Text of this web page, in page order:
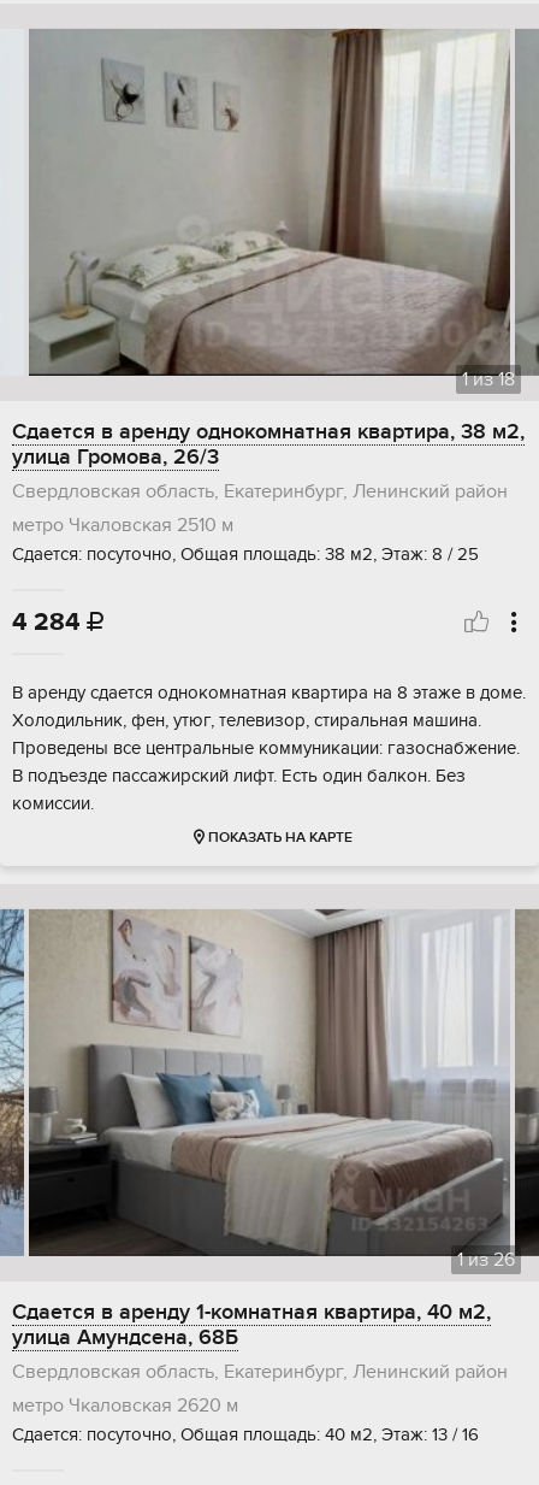
1из18
Сдается в аренду однокомнатная квартира, 38 м2,
улица Громова, 26/3
Свердловская область, Екатеринбург, Ленинский район
метро Чкаловская 2510 м
Сдается: посуточно, Общая площадь: 38 м2, Этаж: 8 / 25
4 284 
В аренду сдается однокомнатная квартира на 8 этаже в доме.
Холодильник, фен, утюг, телевизор, стиральная машина.
Проведены все центральные коммуникации: газоснабжение.
В подъезде пассажирский лифт. Есть один балкон. Без
комиссии.
ПОКАЗАТЬ НА КАРТЕ
1из26
Сдается в аренду 1-комнатная квартира, 40 м2,
улица Амундсена, 68Б
Свердловская область, Екатеринбург, Ленинский район
метро Чкаловская 2620 м
Сдается: посуточно, Общая площадь: 40 м2, Этаж: 13 / 16